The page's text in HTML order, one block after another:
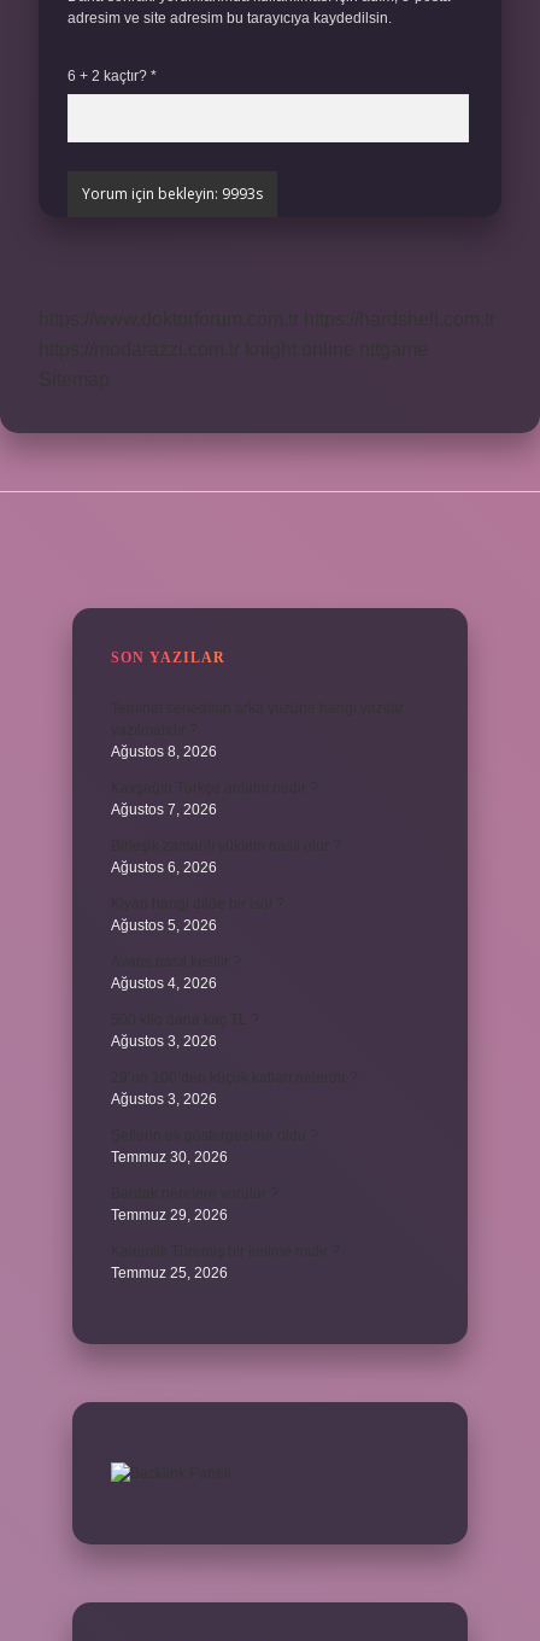
adresim ve site adresim bu tarayıcıya kaydedilsin.
6 + 2 kaçtır? *
SON YAZILAR
Ağustos 8, 2026
Ağustos 7, 2026
Ağustos 6, 2026
Ağustos 5, 2026
Ağustos 4, 2026
Ağustos 3, 2026
Ağustos 3, 2026
Temmuz 30, 2026
Temmuz 29, 2026
Temmuz 25, 2026